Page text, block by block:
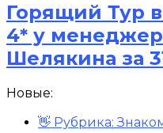
Горящий Тур
4* у
Шелякина за
Новые:
👋 Рубрика: